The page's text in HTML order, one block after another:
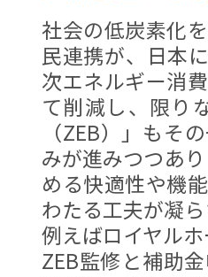
社会の低炭素化
民連携が、日本
次エネルギー消
て削減し、限り
（ZEB）」もそ
みが進みつつあ
める快適性や機
わたる工夫が凝
例えばロイヤル
ZEB監修と補助